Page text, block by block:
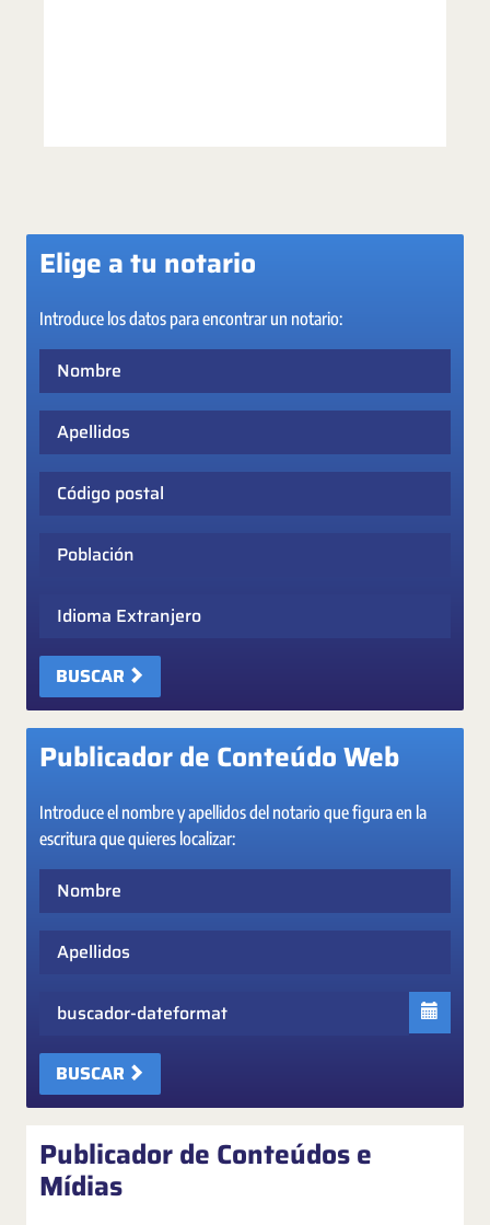
Elige a tu notario
Introduce los datos para encontrar un notario:
Apellidos
Código postal
Población
Idioma Extranjero
BUSCAR
Publicador de Conteúdo Web
Introduce el nombre y apellidos del notario que figura en la
escritura que quieres localizar:
Apellidos
Fecha
BUSCAR
Publicador de Conteúdos e
Mídias